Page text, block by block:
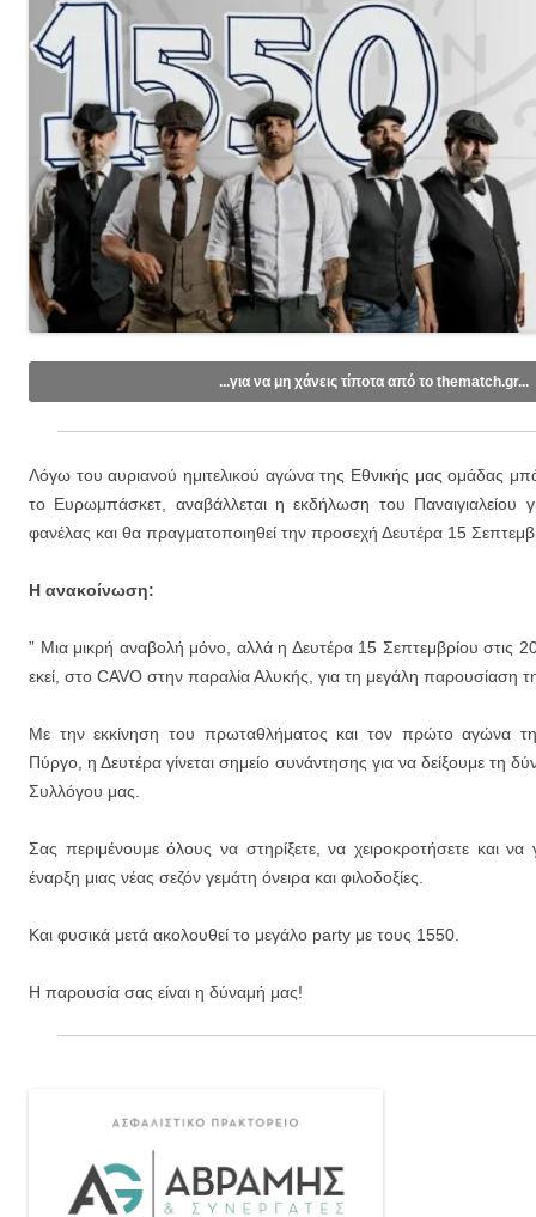
...για να μη χάνεις τίποτα από το thematch.gr...
Εγγραφείτε στο κανάλι μας στοYoutube.
Εγγραφείτε στις ενημερώσεις μέσω email (1 email/ημέρα):
Λόγω του αυριανού ημιτελικού αγώνα της Εθνικής μας ομάδας
το Ευρωμπάσκετ, αναβάλλεται η εκδήλωση του Παναιγιαλείου
φανέλας και θα πραγματοποιηθεί την προσεχή Δευτέρα 15
Η ανακοίνωση:
” Μια μικρή αναβολή μόνο, αλλά η Δευτέρα 15 Σεπτεμβρίου στις
εκεί, στο CAVO στην παραλία Αλυκής, για τη μεγάλη παρουσίαση
Με την εκκίνηση του πρωταθλήματος και τον πρώτο αγώνα
Πύργο, η Δευτέρα γίνεται σημείο συνάντησης για να δείξουμε τη
Συλλόγου μας.
Σας περιμένουμε όλους να στηρίξετε, να χειροκροτήσετε και να
έναρξη μιας νέας σεζόν γεμάτη όνειρα και φιλοδοξίες.
Και φυσικά μετά ακολουθεί το μεγάλο party με τους 1550.
Η παρουσία σας είναι η δύναμή μας!